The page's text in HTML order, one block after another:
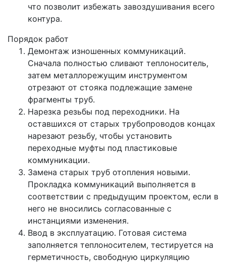
что позволит избежать завоздушивания всего
контура.
Порядок работ
Демонтаж изношенных коммуникаций.
Сначала полностью сливают теплоноситель,
затем металлорежущим инструментом
отрезают от стояка подлежащие замене
фрагменты труб.
Нарезка резьбы под переходники. На
оставшихся от старых трубопроводов концах
нарезают резьбу, чтобы установить
переходные муфты под пластиковые
коммуникации.
Замена старых труб отопления новыми.
Прокладка коммуникаций выполняется в
соответствии с предыдущим проектом, если в
него не вносились согласованные с
инстанциями изменения.
Ввод в эксплуатацию. Готовая система
заполняется теплоносителем, тестируется на
герметичность, свободную циркуляцию